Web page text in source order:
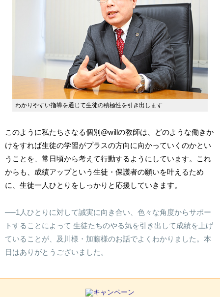
わかりやすい指導を通じて生徒の積極性を引き出します
このように私たちさなる個別 @willの教師は、どのような働きか
けをすれば生徒の学習がプラスの方向に向かっていくのかとい
うことを、常日頃から考えて行動するようにしています。これ
からも、成績アップという生徒・保護者の願いを叶えるため
に、生徒一人ひとりをしっかりと応援していきます。
──1人ひとりに対して誠実に向き合い、色々な角度からサポー
トすることによって 生徒たちのやる気を引き出して成績を上げ
ていることが、及川様・加藤様のお話でよくわかりました。本
日はありがとうございました。